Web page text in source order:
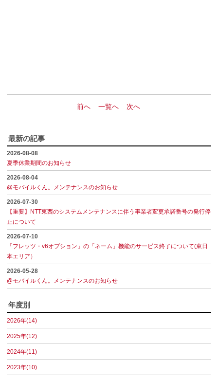
前へ 一覧へ 次へ
最新の記事
2026-08-08
夏季休業期間のお知らせ
2026-08-04
@モバイルくん。メンテナンスのお知らせ
2026-07-30
【重要】NTT東西のシステムメンテナンスに伴う事業者変更承諾番号の発行停
止について
2026-07-10
「フレッツ・v6オプション」の「ネーム」機能のサービス終了について(東日
本エリア）
2026-05-28
@モバイルくん。メンテナンスのお知らせ
年度別
2026年(14)
2025年(12)
2024年(11)
2023年(10)